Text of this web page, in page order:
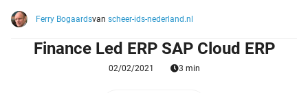
Ferry Bogaardsvan scheer-ids-nederland.nl
Finance Led ERP SAP Cloud ERP
02/02/2021 3 min